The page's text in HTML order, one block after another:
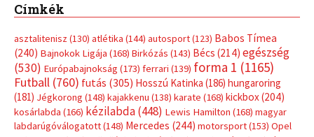
Címkék
asztalitenisz (130) atlétika (144) autosport(123) Babos Tímea
(240) Bajnokok Ligája (168) Birkózás (143) Bécs (214) egészség
(530) Európabajnokság (173) ferrari (139) forma 1 (1165)
Futball (760) futás (305) Hosszú Katinka (186) hungaroring
(181) Jégkorong (148) kajakkenu (138) karate (168) kickbox(204)
kosárlabda (166) kézilabda(448) Lewis Hamilton (168) magyar
labdarúgóválogatott(148) Mercedes (244) motorsport(153) Opel